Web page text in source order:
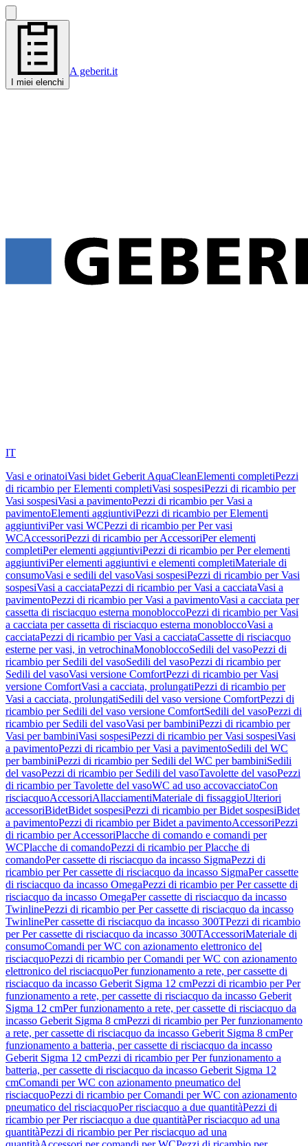
I miei elenchi
A geberit.it
IT
Vasi e orinatoiVasi bidet Geberit AquaCleanElementi completiPezzi
di ricambio per Elementi completiVasi sospesiPezzi di ricambio per
Vasi sospesiVasi a pavimentoPezzi di ricambio per Vasi a
pavimentoElementi aggiuntiviPezzi di ricambio per Elementi
aggiuntiviPer vasi WCPezzi di ricambio per Per vasi
WCAccessoriPezzi di ricambio per AccessoriPer elementi
completiPer elementi aggiuntiviPezzi di ricambio per Per elementi
aggiuntiviPer elementi aggiuntivi e elementi completiMateriale di
consumoVasi e sedili del vasoVasi sospesiPezzi di ricambio per Vasi
sospesiVasi a cacciataPezzi di ricambio per Vasi a cacciataVasi a
pavimentoPezzi di ricambio per Vasi a pavimentoVasi a cacciata per
cassetta di risciacquo esterna monobloccoPezzi di ricambio per Vasi
a cacciata per cassetta di risciacquo esterna monobloccoVasi a
cacciataPezzi di ricambio per Vasi a cacciataCassette di risciacquo
esterne per vasi, in vetrochinaMonobloccoSedili del vasoPezzi di
ricambio per Sedili del vasoSedili del vasoPezzi di ricambio per
Sedili del vasoVasi versione ComfortPezzi di ricambio per Vasi
versione ComfortVasi a cacciata, prolungatiPezzi di ricambio per
Vasi a cacciata, prolungatiSedili del vaso versione ComfortPezzi di
ricambio per Sedili del vaso versione ComfortSedili del vasoPezzi di
ricambio per Sedili del vasoVasi per bambiniPezzi di ricambio per
Vasi per bambiniVasi sospesiPezzi di ricambio per Vasi sospesiVasi
a pavimentoPezzi di ricambio per Vasi a pavimentoSedili del WC
per bambiniPezzi di ricambio per Sedili del WC per bambiniSedili
del vasoPezzi di ricambio per Sedili del vasoTavolette del vasoPezzi
di ricambio per Tavolette del vasoWC ad uso accovacciatoCon
risciacquoAccessoriAllacciamentiMateriale di fissaggioUlteriori
accessoriBidetBidet sospesiPezzi di ricambio per Bidet sospesiBidet
a pavimentoPezzi di ricambio per Bidet a pavimentoAccessoriPezzi
di ricambio per AccessoriPlacche di comando e comandi per
WCPlacche di comandoPezzi di ricambio per Placche di
comandoPer cassette di risciacquo da incasso SigmaPezzi di
ricambio per Per cassette di risciacquo da incasso SigmaPer cassette
di risciacquo da incasso OmegaPezzi di ricambio per Per cassette di
risciacquo da incasso OmegaPer cassette di risciacquo da incasso
TwinlinePezzi di ricambio per Per cassette di risciacquo da incasso
TwinlinePer cassette di risciacquo da incasso 300TPezzi di ricambio
per Per cassette di risciacquo da incasso 300TAccessoriMateriale di
consumoComandi per WC con azionamento elettronico del
risciacquoPezzi di ricambio per Comandi per WC con azionamento
elettronico del risciacquoPer funzionamento a rete, per cassette di
risciacquo da incasso Geberit Sigma 12 cmPezzi di ricambio per Per
funzionamento a rete, per cassette di risciacquo da incasso Geberit
Sigma 12 cmPer funzionamento a rete, per cassette di risciacquo da
incasso Geberit Sigma 8 cmPezzi di ricambio per Per funzionamento
a rete, per cassette di risciacquo da incasso Geberit Sigma 8 cmPer
funzionamento a batteria, per cassette di risciacquo da incasso
Geberit Sigma 12 cmPezzi di ricambio per Per funzionamento a
batteria, per cassette di risciacquo da incasso Geberit Sigma 12
cmComandi per WC con azionamento pneumatico del
risciacquoPezzi di ricambio per Comandi per WC con azionamento
pneumatico del risciacquoPer risciacquo a due quantitàPezzi di
ricambio per Per risciacquo a due quantitàPer risciacquo ad una
quantitàPezzi di ricambio per Per risciacquo ad una